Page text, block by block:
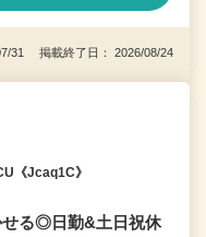
31 掲載終了日： 2026/08/24
《Jcaq1C》
せる◎日勤&土日祝休